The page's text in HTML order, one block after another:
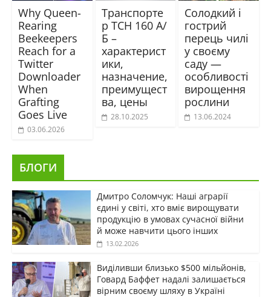
Why Queen-
Rearing
Beekeepers
Reach for a
Twitter
Downloader
When
Grafting
Goes Live
03.06.2026
Транспорте
р ТСН 160 А/
Б –
характерист
ики,
назначение,
преимущест
ва, цены
28.10.2025
Солодкий і
гострий
перець чилі
у своєму
саду —
особливості
вирощення
рослини
13.06.2024
БЛОГИ
Дмитро Соломчук: Наші аграрії
єдині у світі, хто вміє вирощувати
продукцію в умовах сучасної війни
й може навчити цього інших
13.02.2026
Виділивши близько $500 мільйонів,
Говард Баффет надалі залишається
вірним своєму шляху в Україні